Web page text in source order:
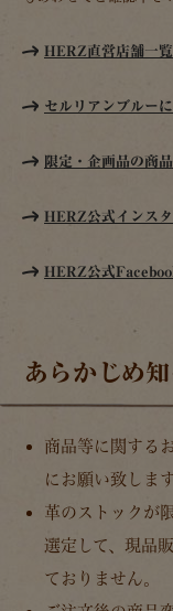
HERZ直営店舗一
セルリアンブルー
限定・企画品の商
HERZ公式インス
HERZ公式
あらかじめ
商品等に関する
にお願い致します
革のストックが
選定して、現品
ておりません。